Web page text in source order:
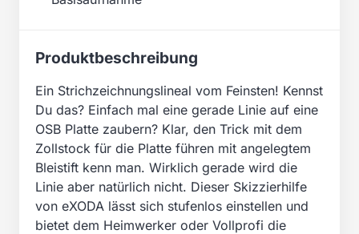
Produktbeschreibung
Ein Strichzeichnungslineal vom Feinsten! Kennst
Du das? Einfach mal eine gerade Linie auf eine
OSB Platte zaubern? Klar, den Trick mit dem
Zollstock für die Platte führen mit angelegtem
Bleistift kenn man. Wirklich gerade wird die
Linie aber natürlich nicht. Dieser Skizzierhilfe
von eXODA lässt sich stufenlos einstellen und
bietet dem Heimwerker oder Vollprofi die